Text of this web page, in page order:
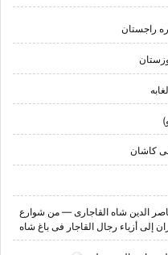
راجستان
فی کاشان
الدین شاه القاجاری — من شوارع
إلى أزیاء رجال القاجار فی باغ شاه